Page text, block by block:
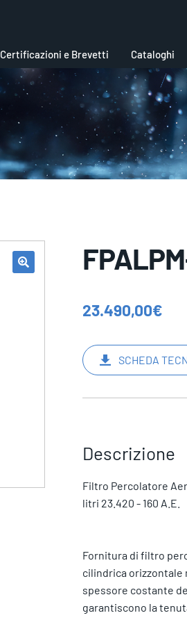
Certificazioni e Brevetti Cataloghi
23.490,00€
SCHEDA
Descrizione
Filtro Percolatore
litri 23.420 - 160 A.E.
Fornitura di filtro
cilindrica orizzontale
spessore costante
garantiscono la